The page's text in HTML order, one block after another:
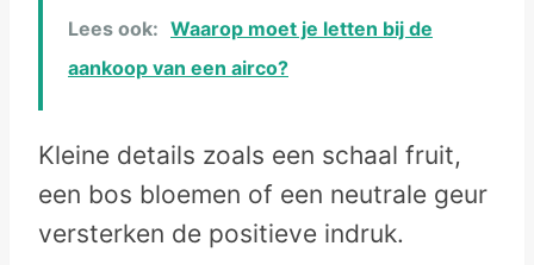
Lees ook: Waarop moet je letten bij de
aankoop van een airco?
Kleine details zoals een schaal fruit,
een bos bloemen of een neutrale geur
versterken de positieve indruk.